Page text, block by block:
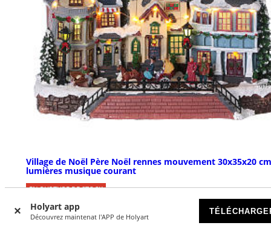
Holyart app
Découvrez maintenat l'APP de Holyart
Village de Noël Père Noël rennes mouvement 30x35x20 cm
lumières musique courant
EN RUPTURE DE STOCK
€ 79,00